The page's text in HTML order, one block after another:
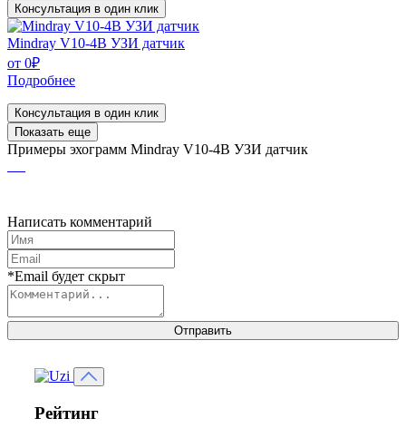
Консультация в один клик
Mindray V10-4B УЗИ датчик
от 0₽
Подробнее
Консультация в один клик
Показать еще
Примеры эхограмм Mindray V10-4B УЗИ датчик
Написать комментарий
*Email будет скрыт
Отправить
Рейтинг